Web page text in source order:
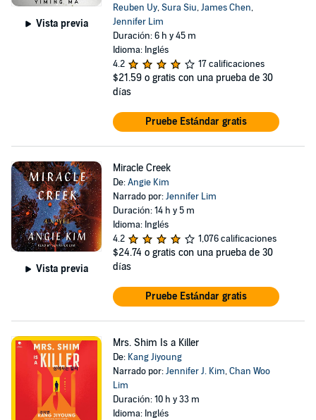
Vista previa
Reuben Uy,Sura Siu,James Chen,
Jennifer Lim
Duración: 6 h y 45 m
Idioma: Inglés
4.2
17 calificaciones
$21.59 o gratis con una prueba de 30
días
Pruebe Estándar gratis
Vista previa
Miracle Creek
De:Angie Kim
Narrado por:Jennifer Lim
Duración: 14 h y 5 m
Idioma: Inglés
4.2
1,076 calificaciones
$24.74 o gratis con una prueba de 30
días
Pruebe Estándar gratis
Mrs. Shim Is a Killer
De: Kang Jiyoung
Narrado por:Jennifer J. Kim,Chan Woo
Lim
Duración: 10 h y 33 m
Idioma: Inglés